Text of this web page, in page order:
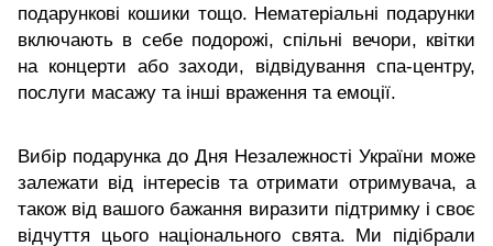
подарункові кошики тощо. Нематеріальні подарунки
включають в себе подорожі, спільні вечори, квітки
на концерти або заходи, відвідування спа-центру,
послуги масажу та інші враження та емоції.
Вибір подарунка до Дня Незалежності України може
залежати від інтересів та отримати отримувача, а
також від вашого бажання виразити підтримку і своє
відчуття цього національного свята. Ми підібрали